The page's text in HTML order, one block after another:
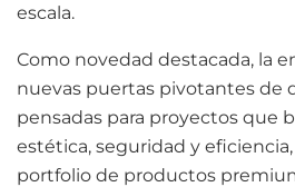
escala.
Como novedad destacada, la
nuevas puertas pivotantes de
pensadas para proyectos que
estética, seguridad y
portfolio de productos